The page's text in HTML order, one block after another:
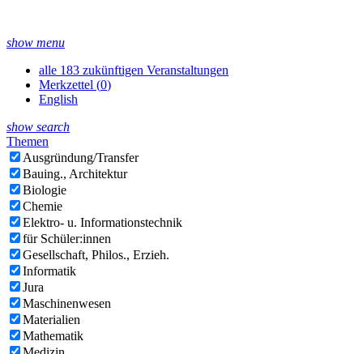
show menu
alle 183 zukünftigen Veranstaltungen
Merkzettel (0)
English
show search
Themen
Ausgründung/Transfer
Bauing., Architektur
Biologie
Chemie
Elektro- u. Informationstechnik
für Schüler:innen
Gesellschaft, Philos., Erzieh.
Informatik
Jura
Maschinenwesen
Materialien
Mathematik